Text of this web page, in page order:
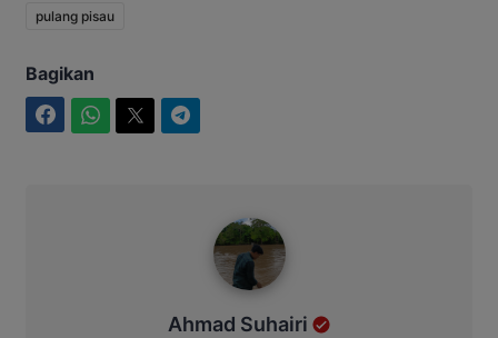
pulang pisau
Bagikan
Ahmad Suhairi